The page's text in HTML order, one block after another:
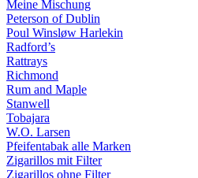
Meine Mischung
Peterson of Dublin
Poul Winsløw Harlekin
Radford’s
Rattrays
Richmond
Rum and Maple
Stanwell
Tobajara
W.O. Larsen
Pfeifentabak alle Marken
Zigarillos mit Filter
Zigarillos ohne Filter